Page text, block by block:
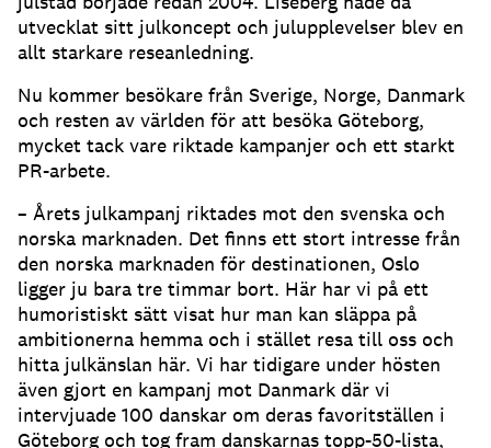
utvecklat sitt julkoncept och julupplevelser blev en
allt starkare reseanledning.
Nu kommer besökare från Sverige, Norge, Danmark
och resten av världen för att besöka Göteborg,
mycket tack vare riktade kampanjer och ett starkt
PR-arbete.
– Årets julkampanj riktades mot den svenska och
norska marknaden. Det finns ett stort intresse från
den norska marknaden för destinationen, Oslo
ligger ju bara tre timmar bort. Här har vi på ett
humoristiskt sätt visat hur man kan släppa på
ambitionerna hemma och i stället resa till oss och
hitta julkänslan här. Vi har tidigare under hösten
även gjort en kampanj mot Danmark där vi
intervjuade 100 danskar om deras favoritställen i
Göteborg och tog fram danskarnas topp-50-lista,